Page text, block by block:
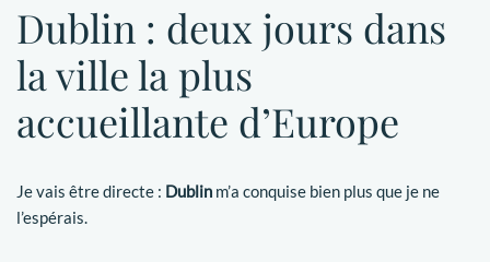
Dublin : deux jours dans
la ville la plus
accueillante d’Europe
Je vais être directe : Dublin m’a conquise bien plus que je ne
l’espérais.